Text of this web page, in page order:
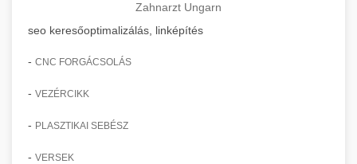
Zahnarzt Ungarn
seo keresőoptimalizálás, linképítés
- CNC FORGÁCSOLÁS
- VEZÉRCIKK
- PLASZTIKAI SEBÉSZ
- VERSEK